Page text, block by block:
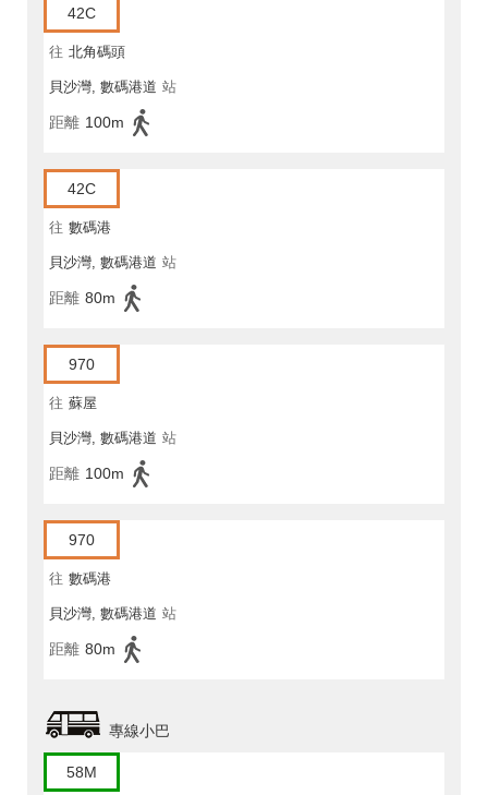
42C
往 北角碼頭
貝沙灣, 數碼港道 站
距離 100m
42C
往 數碼港
貝沙灣, 數碼港道 站
距離 80m
970
往 蘇屋
貝沙灣, 數碼港道 站
距離 100m
970
往 數碼港
貝沙灣, 數碼港道 站
距離 80m
專線小巴
58M